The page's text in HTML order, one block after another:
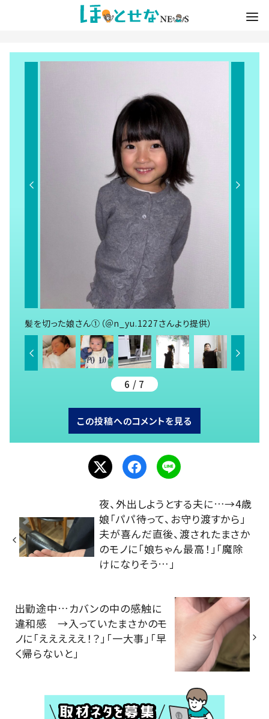
髪を切った娘さん①（＠n_yu.1227さんより提供）
6 / 7
この投稿へのコメントを見る
夜、外出しようとする夫に…→4歳
娘「パパ待って、お守り渡すから」
夫が喜んだ直後、渡されたまさか
のモノに「娘ちゃん最高！」「魔除
けになりそう…」
出勤途中…カバンの中の感触に
違和感 →入っていたまさかのモ
ノに「えええええ！？」「一大事」「早
く帰らないと」